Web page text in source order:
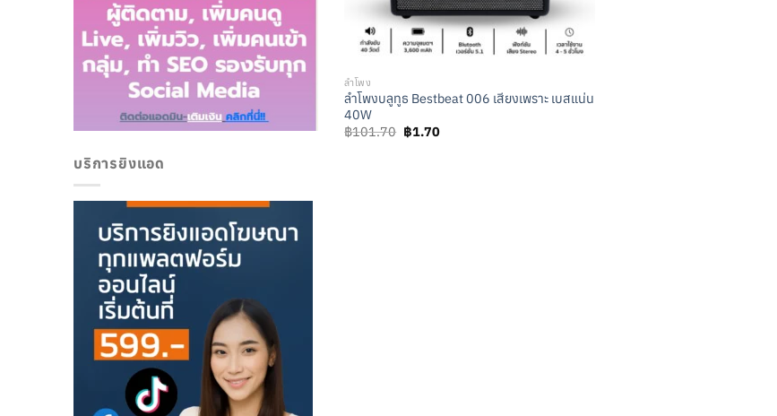
บริการยิงแอด
ลำโพง
ลำโพงบลูทูธ Bestbeat 006 เสียงเพราะ เบสแน่น
40W
฿101.70 Original
price
฿1.70Current